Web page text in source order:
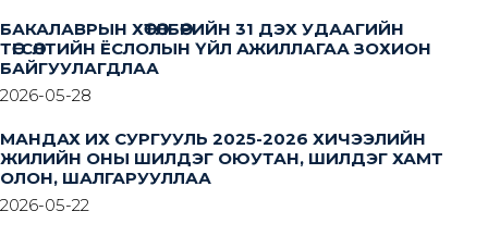
БАКАЛАВРЫН ХӨТӨЛБӨРИЙН 31 ДЭХ УДААГИЙН
ТӨГСӨЛТИЙН ЁСЛОЛЫН ҮЙЛ АЖИЛЛАГАА ЗОХИОН
БАЙГУУЛАГДЛАА
2026-05-28
МАНДАХ ИХ СУРГУУЛЬ 2025-2026 ХИЧЭЭЛИЙН
ЖИЛИЙН ОНЫ ШИЛДЭГ ОЮУТАН, ШИЛДЭГ ХАМТ
ОЛОН, ШАЛГАРУУЛЛАА
2026-05-22